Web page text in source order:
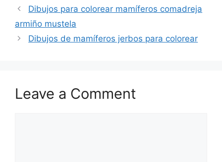
Dibujos para colorear mamíferos comadreja
armiño mustela
Dibujos de mamíferos jerbos para colorear
Leave a Comment